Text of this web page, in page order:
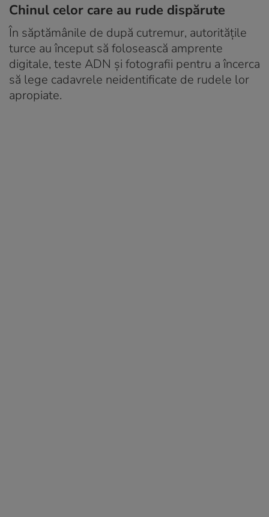
Chinul celor care au rude dispărute
În săptămânile de după cutremur, autoritățile
turce au început să folosească amprente
digitale, teste ADN și fotografii pentru a încerca
să lege cadavrele neidentificate de rudele lor
apropiate.